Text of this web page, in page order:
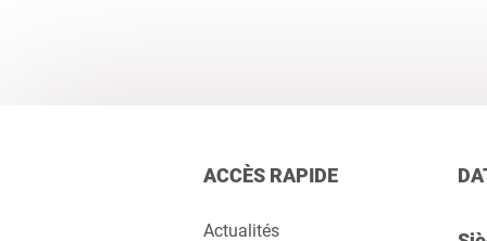
ACCÈS RAPIDE
Actualités